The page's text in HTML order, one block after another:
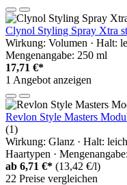
Clynol Styling Spray Xtra
Wirkung: Volumen · Halt:
Mengenangabe: 250 ml
17,71 €*
1 Angebot anzeigen
Revlon Style Masters
(1)
Wirkung: Glanz · Halt:
Haartypen ·
ab 6,71 €* (13,42 €/l)
22 Preise vergleichen